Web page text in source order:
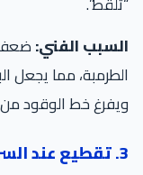
السبب الفني:
الطرمبة، مما يجعل
ويفرغ خط الوقود
3. تقطيع عند السرعات العالية (Sputtering)